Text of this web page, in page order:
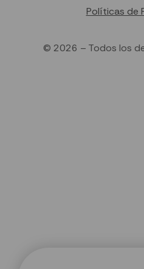
Políticas de
© 2026 – Todos los